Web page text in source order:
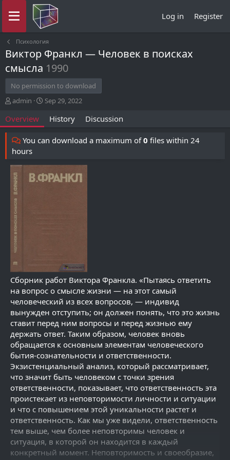
Log in Register
Психология
Виктор Франкл — Человек в поисках
смысла 1990
No permission to download
A
t
h
o
r
admin
C
t
n
d
a
Sep 29, 2022
Overview History Discussion
You can download a maximum of0 files within 24
hours
Сборник работ Виктора Франкла. «Пытаясь ответить
на вопрос о смысле жизни — на этот самый
человеческий из всех вопросов, — индивид
вынужден отступить; он должен понять, что это жизнь
ставит перед ним вопросы и перед жизнью ему
держать ответ. Таким образом, человек вновь
обращается к основным элементам человеческого
бытия-сознательности и ответственности.
Экзистенциальный анализ, который рассматривает,
что значит быть человеком с точки зрения
ответственности, показывает, что ответственность эта
проистекает из неповторимости личности и ситуации
и что с повышением этой уникальности растет и
ответственность. Как мы уже видели, ответственность
тем выше, чем более неповторимы человек и
ситуация, в которой он находится в каждый
конкретный момент. Неповторимость и своеобразие,